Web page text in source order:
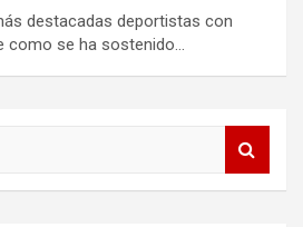
destacadas deportistas con
como se ha sostenido…